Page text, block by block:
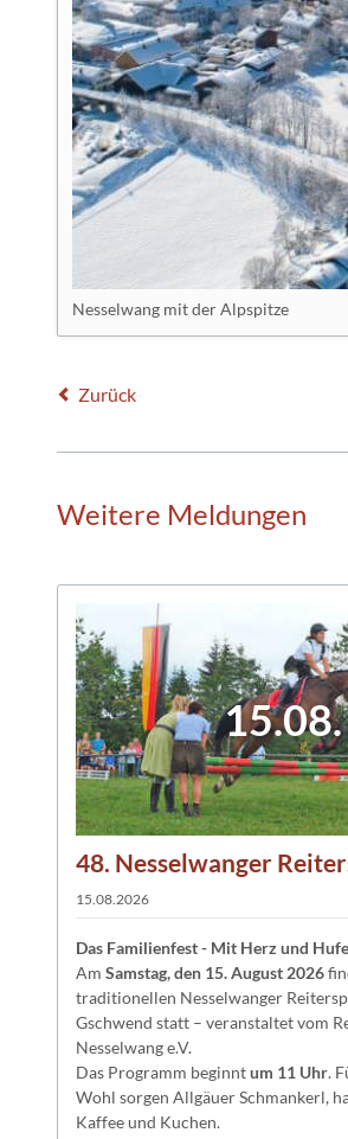
Nesselwang mit der Alpspitze
Zurück
Weitere Meldungen
15.08.
48. Nesselwanger
15.08.2026
Das Familienfest - Mit Herz und Hufe
Am Samstag, den 15. August 2026
traditionellen Nesselwanger
Gschwend statt – veranstaltet vom
Nesselwang e.V.
Das Programm beginntum 11 Uhr.
Wohl sorgen Allgäuer Schmankerl,
Kaffee und Kuchen.